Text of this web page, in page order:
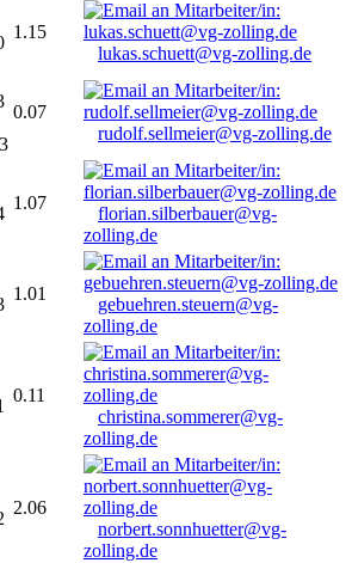
1.15
lukas.schuett@vg-zolling.de
0.07
rudolf.sellmeier@vg-zolling.de
1.07
florian.silberbauer@vg-
zolling.de
1.01
gebuehren.steuern@vg-
zolling.de
0.11
christina.sommerer@vg-
zolling.de
2.06
norbert.sonnhuetter@vg-
zolling.de